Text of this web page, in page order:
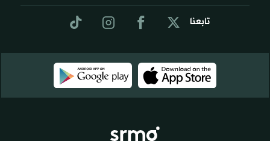
تابعنا